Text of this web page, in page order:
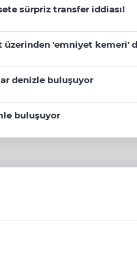
sürpriz transfer iddiası!
'emniyet kemeri'
denizle buluşuyor
buluşuyor